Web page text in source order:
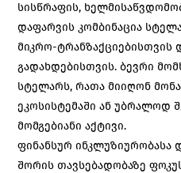
სისწრაფის,
დაფარვის კომბინაცია
მიკრო-ტრანზაქციებისთვის
გადახდებისთვის. ბევრი
სტელარს, რათა მიიღონ
ეკოსისტემაში ან უბრალოდ
მომგებიანი აქტივი.
ფინანსურ ინკლუზიურობასა
შორის თავსებადობაზე